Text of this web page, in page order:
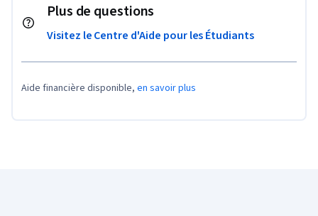
Plus de questions
Visitez le Centre d'Aide pour les Étudiants
Aide financière disponible, en savoir plus